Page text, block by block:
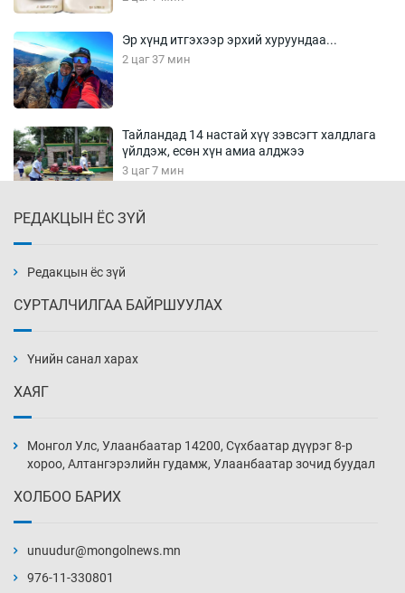
Эр хүнд итгэхээр эрхий хуруундаа...
2 цаг 37 мин
Тайландад 14 настай хүү зэвсэгт халдлага
үйлдэж, есөн хүн амиа алджээ
3 цаг 7 мин
4 цаг 7 мин
4 цаг 37 мин
5 цаг 7 мин
РЕДАКЦЫН ЁС ЗҮЙ
Редакцын ёс зүй
СУРТАЛЧИЛГАА БАЙРШУУЛАХ
Үнийн санал харах
ХАЯГ
Монгол Улс, Улаанбаатар 14200, Сүхбаатар дүүрэг 8-р
хороо, Алтангэрэлийн гудамж, Улаанбаатар зочид буудал
ХОЛБОО БАРИХ
unuudur@mongolnews.mn
976-11-330801